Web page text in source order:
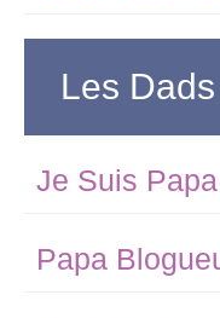
Les Dads
Je Suis Papa
Papa